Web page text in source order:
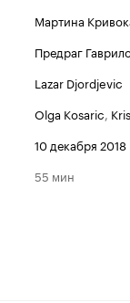
Мартина
Предраг
Lazar Djordjevic
Olga Kosaric,
10 декабря 2018
55 мин